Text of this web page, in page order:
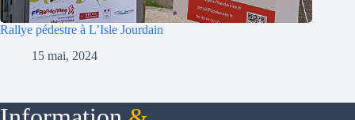
Rallye pédestre à L’Isle Jourdain
15 mai, 2024